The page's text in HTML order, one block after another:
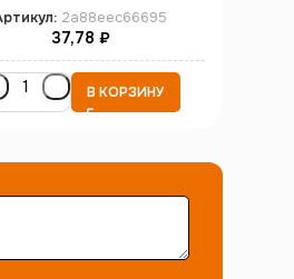
2a88eec66695
37,78 ₽
В КОРЗИНУ